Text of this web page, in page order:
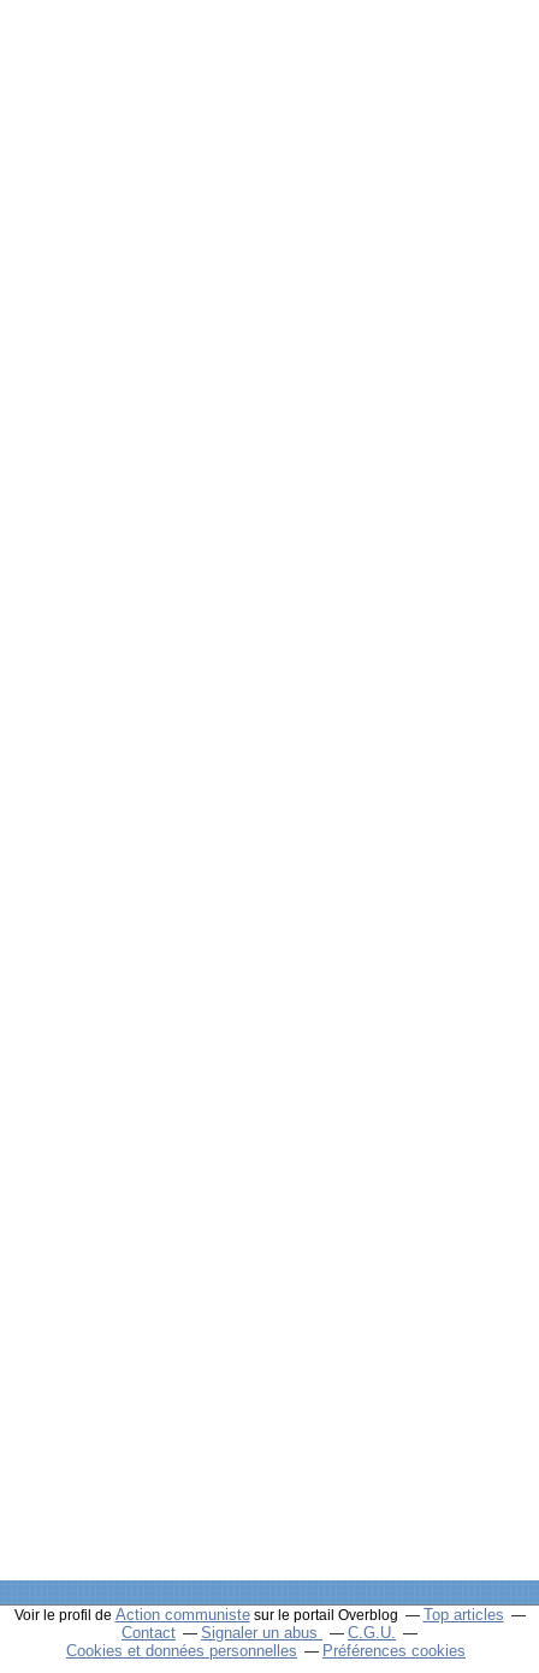
Voir le profil de Action communistesur le portail Overblog
Top articles
Contact
Signaler un abus
C.G.U.
Cookies et données personnelles
Préférences cookies